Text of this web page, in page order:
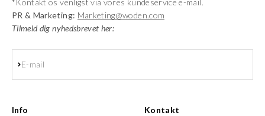
*Kontakt os venligst via vores kundeservice e-mail.
PR & Marketing: Marketing@woden.com
Tilmeld dig nyhedsbrevet her:
E-mail
Abonnér
Info Kontakt